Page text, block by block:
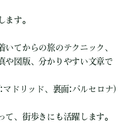
ます。
いてからの旅のテクニック、
や図版、分かりやすい文章で
ドリッド、裏面:バルセロナ)
て、街歩きにも活躍します。